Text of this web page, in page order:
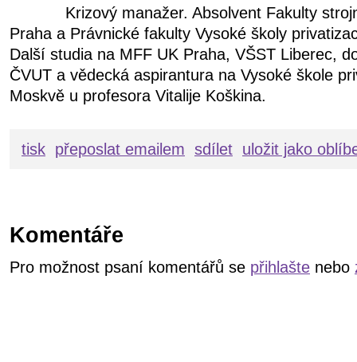
Krizový manažer. Absolvent Fakulty
Praha a Právnické fakulty Vysoké školy
Další studia na MFF UK Praha, VŠST Liberec,
ČVUT a vědecká aspirantura na Vysoké škole
Moskvě u profesora Vitalije Koškina.
tisk přeposlat emailem sdílet uložit jako
Komentáře
Pro možnost psaní komentářů se přihlašte nebo